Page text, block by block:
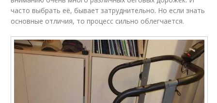
часто выбрать её, бывает затруднительно. Но если знать
основные отличия, то процесс сильно облегчается.